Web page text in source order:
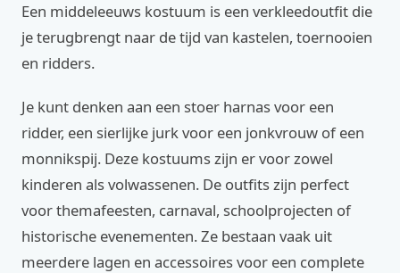
Een middeleeuws kostuum is een verkleedoutfit die
je terugbrengt naar de tijd van kastelen, toernooien
en ridders.
Je kunt denken aan een stoer harnas voor een
ridder, een sierlijke jurk voor een jonkvrouw of een
monnikspij. Deze kostuums zijn er voor zowel
kinderen als volwassenen. De outfits zijn perfect
voor themafeesten, carnaval, schoolprojecten of
historische evenementen. Ze bestaan vaak uit
meerdere lagen en accessoires voor een complete